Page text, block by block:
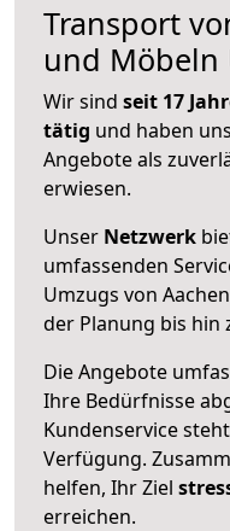
Transport
und Möbeln
Wir sind seit 17
tätig und haben
Angebote als
erwiesen.
Unser Netzwerk
umfassenden
Umzugs von
der Planung bis hin
Die Angebote
Ihre Bedürfnisse
Kundenservice
Verfügung.
helfen, Ihr Ziel
erreichen.